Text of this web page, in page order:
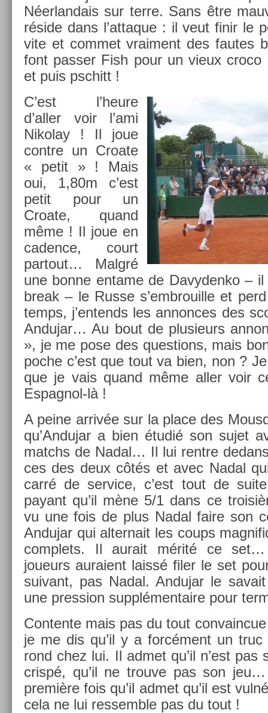
Néer­landais sur terre. Sans être
réside dans l’at­taque : il veut finir le
vite et com­met vrai­ment des fautes
font pass­er Fish pour un vieux
et puis pschitt !
C’est l’heure
d’aller voir l’ami
Nikolay ! Il joue
con­tre un Croate
« petit » ! Mais
oui, 1,80m c’est
petit pour un
Croate, quand
même ! Il joue en
cad­ence, court
par­tout… Malgré
une bonne en­tame de Davyden­ko –
break – le Russe s’embrouil­le et
temps, j’en­tends les an­non­ces des
An­dujar… Au bout de plusieurs
», je me pose des ques­tions, mais
poche c’est que tout va bien, non ?
que je vais quand même aller voir
Espagnol-là !
A peine arrivée sur la place des
qu’An­dujar a bien étudié son sujet
matchs de Nadal… Il lui re­ntre
ces des deux côtés et avec Nadal
carré de ser­vice, c’est tout de
payant qu’il mène 5/1 dans ce
vu une fois de plus Nadal faire son
An­dujar qui al­ter­nait les coups
com­plets. Il aurait mérité ce
joueurs auraient laissé filer le set
suivant, pas Nadal. An­dujar le
une pre­ss­ion sup­plémen­taire pour
Con­ten­te mais pas du tout
je me dis qu’il y a forcément un
rond chez lui. Il admet qu’il n’est pas
crispé, qu’il ne trouve pas son jeu…
première fois qu’il admet qu’il est
cela ne lui re­ssemble pas du tout !